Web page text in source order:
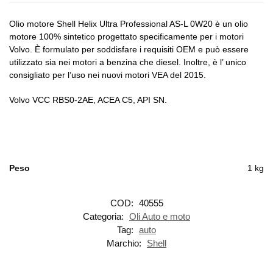
Olio motore Shell Helix Ultra Professional AS-L 0W20 è un olio
motore 100% sintetico progettato specificamente per i motori
Volvo. È formulato per soddisfare i requisiti OEM e può essere
utilizzato sia nei motori a benzina che diesel. Inoltre, è l’ unico
consigliato per l’uso nei nuovi motori VEA del 2015.
Volvo VCC RBS0-2AE, ACEA C5, API SN.
Peso 1 kg
COD: 40555
Categoria: Oli Auto e moto
Tag: auto
Marchio:
Shell